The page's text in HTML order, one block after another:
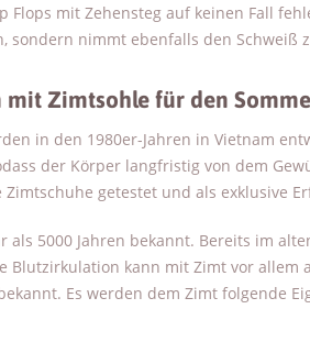
Flops mit Zehensteg auf keinen Fall
sondern nimmt ebenfalls den Schweiß
mit Zimtsohle für den
in den 1980er-Jahren in Vietnam
der Körper langfristig von dem
getestet und als exklusive
als 5000 Jahren bekannt. Bereits im
Blutzirkulation kann mit Zimt vor allem
Es werden dem Zimt folgende